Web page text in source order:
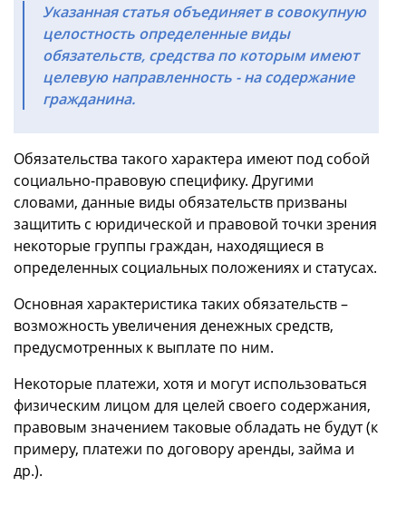
Указанная статья объединяет в совокупную
целостность определенные виды
обязательств, средства по которым имеют
целевую направленность - на содержание
гражданина.
Обязательства такого характера имеют под собой
социально-правовую специфику. Другими
словами, данные виды обязательств призваны
защитить с юридической и правовой точки зрения
некоторые группы граждан, находящиеся в
определенных социальных положениях и статусах.
Основная характеристика таких обязательств –
возможность увеличения денежных средств,
предусмотренных к выплате по ним.
Некоторые платежи, хотя и могут использоваться
физическим лицом для целей своего содержания,
правовым значением таковые обладать не будут (к
примеру, платежи по договору аренды, займа и
др.).